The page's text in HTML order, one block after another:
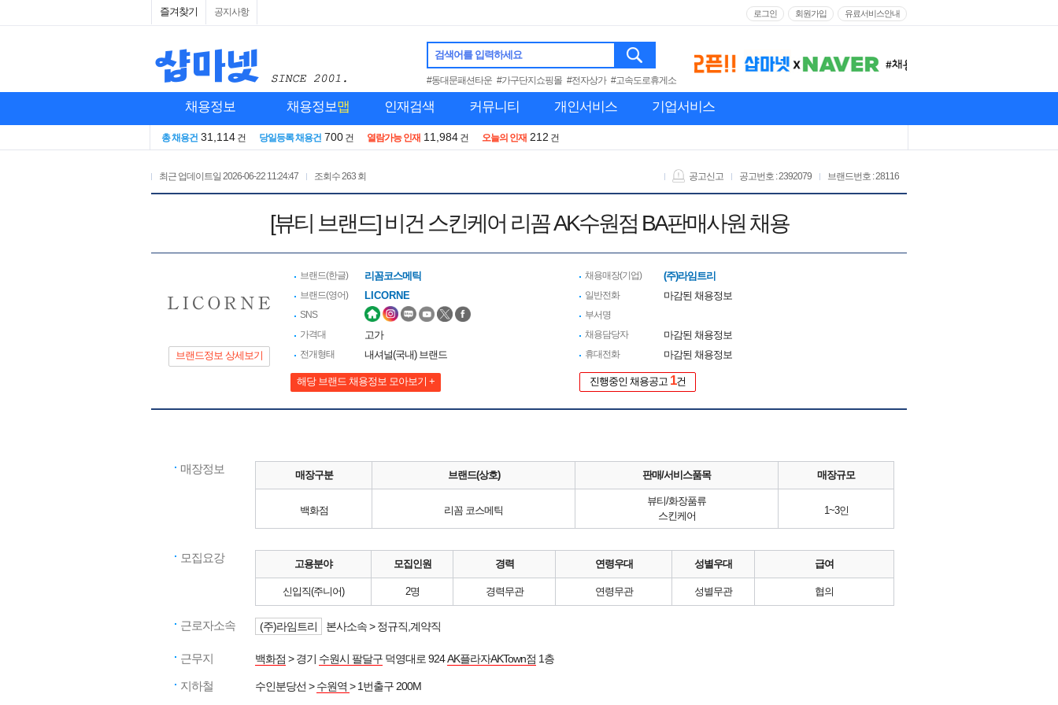
즐겨찾기 공지사항 로그인 회원가입 유료서비스안내
검색어를 입력하세요
#동대문패션타운 #가구단지쇼핑몰 #전자상가 #고속도로휴게소
채용정보 채용정보맵 인재검색 커뮤니티 개인서비스 기업서비스
총 채용건 31,114 건 당일등록 채용건 700 건 열람가능 인재 11,984 건 오늘의 인재 212 건
최근 업데이트일 2026-06-22 11:24:47 조회수263 회 브랜드번호 : 28116
공고번호 : 2392079
공고신고
[뷰티 브랜드] 비건 스킨케어 리꼼 AK수원점 BA판매사원 채용
브랜드정보 상세보기
브랜드(한글) 리꼼코스메틱
브랜드(영어) LICORNE
SNS
가격대
고가
전개형태 내셔널(국내) 브랜드
해당 브랜드 채용정보 모아보기 +
채용매장(기업) (주)라임트리
일반전화 마감된 채용정보
부서명
채용담당자
마감된 채용정보
휴대전화 마감된 채용정보
진행중인 채용공고 1건
매장정보 매장구분 브랜드(상호) 판매/서비스품목 매장규모
백화점 리꼼 코스메틱
뷰티/화장품류
스킨케어
1~3인
모집요강 고용분야 모집인원 경력 연령우대 성별우대 급여
신입직(주니어) 2명 경력무관 연령무관 성별무관 협의
근로자소속 (주)라임트리 본사소속 > 정규직,계약직
근무지 백화점 > 경기 수원시 팔달구 덕영대로 924AK플라자AKTown점 1층
지하철 수인분당선 >수원역 > 1번출구 200M